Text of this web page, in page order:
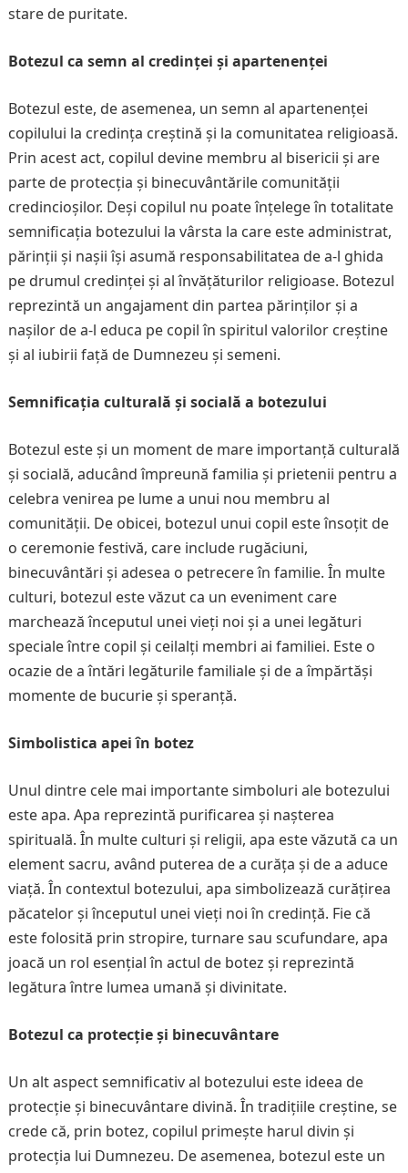
stare de puritate.
Botezul ca semn al credinței și apartenenței
Botezul este, de asemenea, un semn al apartenenței
copilului la credința creștină și la comunitatea religioasă.
Prin acest act, copilul devine membru al bisericii și are
parte de protecția și binecuvântările comunității
credincioșilor. Deși copilul nu poate înțelege în totalitate
semnificația botezului la vârsta la care este administrat,
părinții și nașii își asumă responsabilitatea de a-l ghida
pe drumul credinței și al învățăturilor religioase. Botezul
reprezintă un angajament din partea părinților și a
nașilor de a-l educa pe copil în spiritul valorilor creștine
și al iubirii față de Dumnezeu și semeni.
Semnificația culturală și socială a botezului
Botezul este și un moment de mare importanță culturală
și socială, aducând împreună familia și prietenii pentru a
celebra venirea pe lume a unui nou membru al
comunității. De obicei, botezul unui copil este însoțit de
o ceremonie festivă, care include rugăciuni,
binecuvântări și adesea o petrecere în familie. În multe
culturi, botezul este văzut ca un eveniment care
marchează începutul unei vieți noi și a unei legături
speciale între copil și ceilalți membri ai familiei. Este o
ocazie de a întări legăturile familiale și de a împărtăși
momente de bucurie și speranță.
Simbolistica apei în botez
Unul dintre cele mai importante simboluri ale botezului
este apa. Apa reprezintă purificarea și nașterea
spirituală. În multe culturi și religii, apa este văzută ca un
element sacru, având puterea de a curăța și de a aduce
viață. În contextul botezului, apa simbolizează curățirea
păcatelor și începutul unei vieți noi în credință. Fie că
este folosită prin stropire, turnare sau scufundare, apa
joacă un rol esențial în actul de botez și reprezintă
legătura între lumea umană și divinitate.
Botezul ca protecție și binecuvântare
Un alt aspect semnificativ al botezului este ideea de
protecție și binecuvântare divină. În tradițiile creștine, se
crede că, prin botez, copilul primește harul divin și
protecția lui Dumnezeu. De asemenea, botezul este un